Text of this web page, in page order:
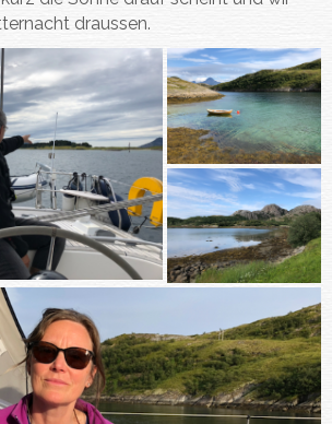
draussen.